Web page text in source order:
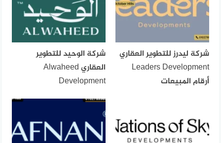
شركة ليدرز للتطوير العقاري
Leaders Development
أرقام المبيعات
شركة الوحيد للتطوير
العقاري Alwaheed
Development